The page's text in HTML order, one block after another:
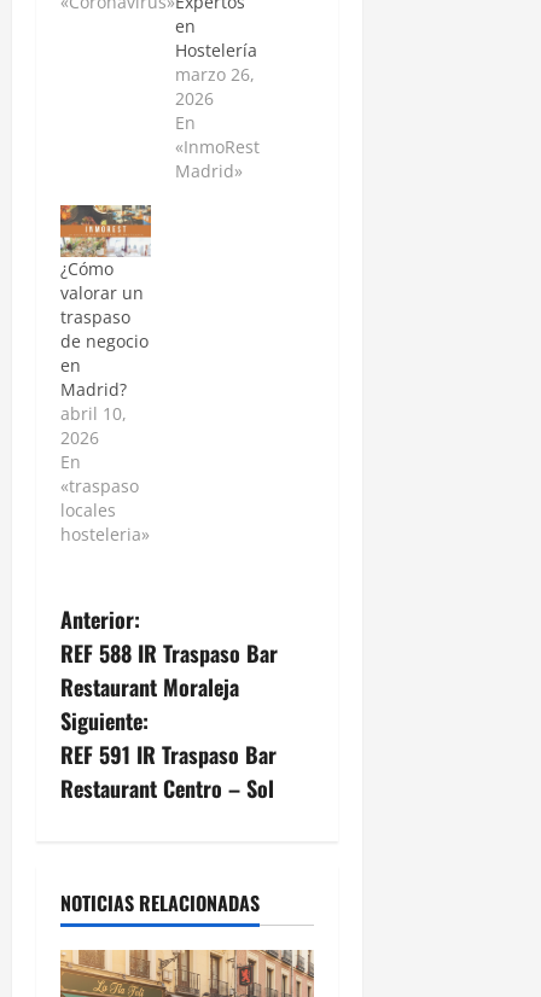
en
Hostelería
marzo 26,
2026
En
«InmoRest
Madrid»
¿Cómo
valorar un
traspaso
de negocio
en
Madrid?
abril 10,
2026
En
«traspaso
locales
hosteleria»
Anterior:
REF 588 IR Traspaso Bar
Restaurant Moraleja
Siguiente:
REF 591 IR Traspaso Bar
Restaurant Centro – Sol
NOTICIAS RELACIONADAS